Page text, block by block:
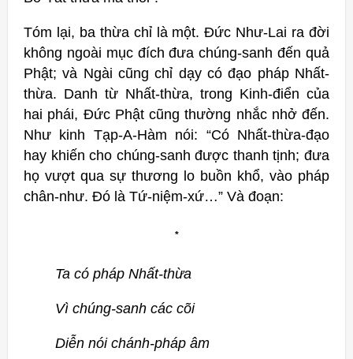
Tóm lại, ba thừa chỉ là một. Ðức Như-Lai ra đời
không ngoài mục đích đưa chúng-sanh đến quả
Phật; và Ngài cũng chỉ dạy có đạo pháp Nhất-
thừa. Danh từ Nhất-thừa, trong Kinh-điển của
hai phái, Đức Phật cũng thường nhắc nhở đến.
Như kinh Tạp-A-Hàm nói: “Có Nhất-thừa-đạo
hay khiến cho chúng-sanh được thanh tịnh; đưa
họ vượt qua sự thương lo buồn khổ, vào pháp
chân-như. Đó là Tứ-niệm-xứ…” Và đoạn:
*
Ta có pháp Nhất-thừa
Vì chúng-sanh các cõi
Diễn nói chánh-pháp âm